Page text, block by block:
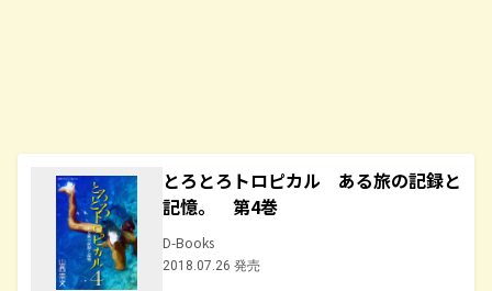
とろとろトロピカル ある旅の記録と
記憶。 第4巻
D-Books
2018.07.26 発売